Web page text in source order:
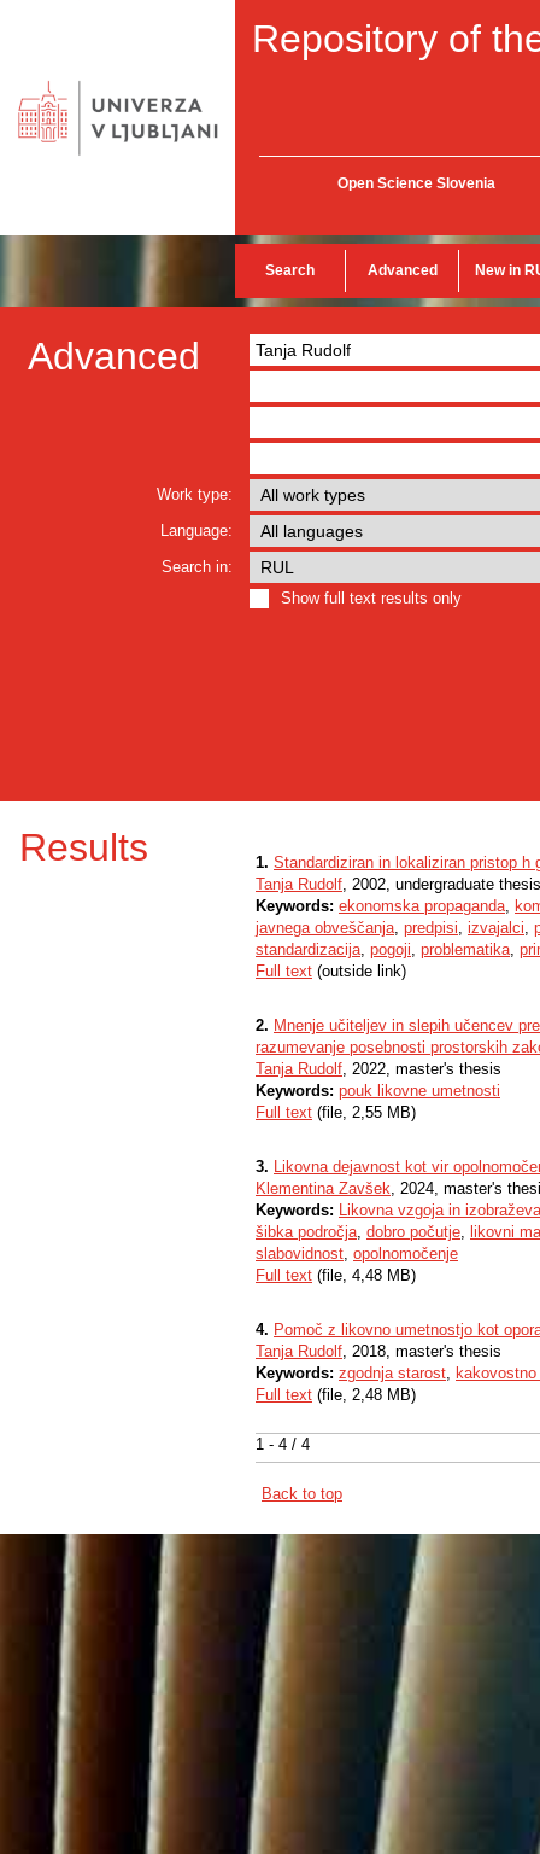
Repository of
Open Science Slovenia
Search Advanced New in
Advanced
Work type:
Language:
Search in:
Show full text results only
Results
1 - 4 / 4
1. Standardiziran in lokaliziran pristop h
Tanja Rudolf, 2002, undergraduate thesis
Keywords: ekonomska propaganda,
javnega obveščanja, predpisi, izvajalci,
standardizacija, pogoji, problematika,
Full text (outside link)
2. Mnenje učiteljev in slepih učencev
razumevanje posebnosti prostorskih
Tanja Rudolf, 2022, master's thesis
Keywords: pouk likovne umetnosti
Full text (file, 2,55 MB)
3. Likovna dejavnost kot vir
Klementina Zavšek, 2024, master's
Keywords: Likovna vzgoja in
šibka področja, dobro počutje, likovni
slabovidnost, opolnomočenje
Full text (file, 4,48 MB)
4. Pomoč z likovno umetnostjo kot
Tanja Rudolf, 2018, master's thesis
Keywords: zgodnja starost,
Full text (file, 2,48 MB)
Back to top